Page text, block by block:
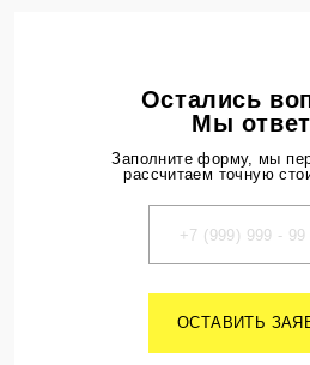
Остались
Мы
Заполните форму, мы
рассчитаем точную
ОСТАВИТЬ